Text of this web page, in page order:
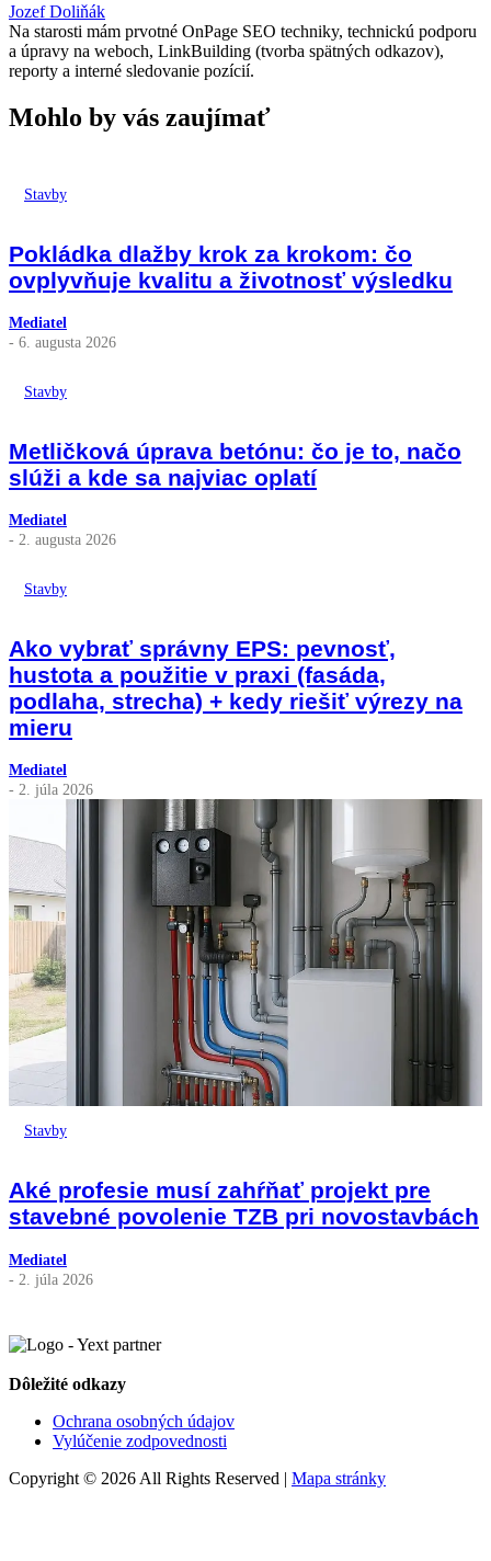
Jozef Doliňák
Na starosti mám prvotné OnPage SEO techniky, technickú podporu
a úpravy na weboch, LinkBuilding (tvorba spätných odkazov),
reporty a interné sledovanie pozícií.
Mohlo by vás zaujímať
Stavby
Pokládka dlažby krok za krokom: čo
ovplyvňuje kvalitu a životnosť výsledku
Mediatel
- 6. augusta 2026
Stavby
Metličková úprava betónu: čo je to, načo
slúži a kde sa najviac oplatí
Mediatel
- 2. augusta 2026
Stavby
Ako vybrať správny EPS: pevnosť,
hustota a použitie v praxi (fasáda,
podlaha, strecha) + kedy riešiť výrezy na
mieru
Mediatel
- 2. júla 2026
Stavby
Aké profesie musí zahŕňať projekt pre
stavebné povolenie TZB pri novostavbách
Mediatel
- 2. júla 2026
Dôležité odkazy
Ochrana osobných údajov
Vylúčenie zodpovednosti
Copyright © 2026 All Rights Reserved | Mapa stránky